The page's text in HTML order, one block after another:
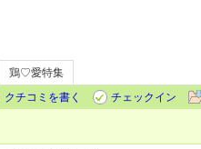
鶏♡愛特集
クチコミを書く
チェックイン